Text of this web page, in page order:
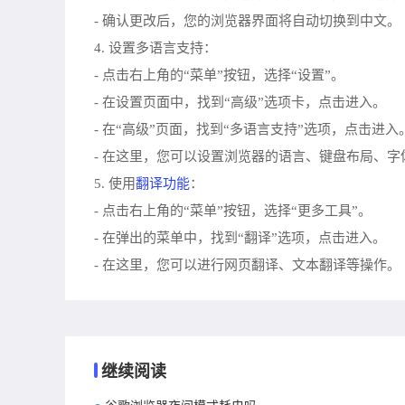
- 确认更改后，您的浏览器界面将自动切换到中文。
4. 设置多语言支持：
- 点击右上角的“菜单”按钮，选择“设置”。
- 在设置页面中，找到“高级”选项卡，点击进入。
- 在“高级”页面，找到“多语言支持”选项，点击进入。
- 在这里，您可以设置浏览器的语言、键盘布局、字
5. 使用翻译功能：
- 点击右上角的“菜单”按钮，选择“更多工具”。
- 在弹出的菜单中，找到“翻译”选项，点击进入。
- 在这里，您可以进行网页翻译、文本翻译等操作。
继续阅读